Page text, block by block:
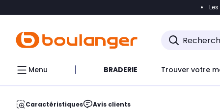
Accéder
Menu BRADERIE Trouver votre
Caractéristiques Avis clients